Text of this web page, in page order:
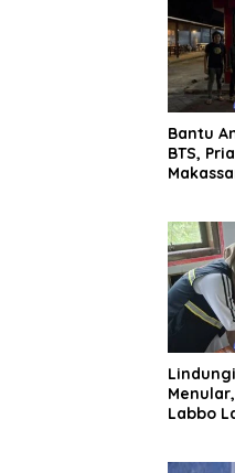
Bantu
BTS,
Labbo